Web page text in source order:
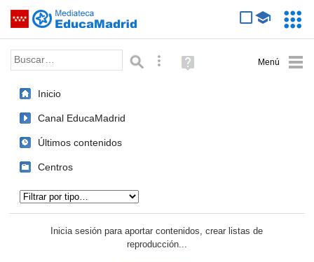
Saltar navegación
Palabra o frase: Búsqueda avanzada
Ayuda
(en
Inicio
Canal EducaMadrid
Últimos contenidos
Centros
Inicia sesión para aportar contenidos, crear listas de
reproducción...